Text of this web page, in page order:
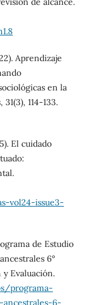
Aprendizaje
en la
114-133.
El cuidado
vol24-issue3-
de Estudio
6°
Evaluación.
programa-
6-